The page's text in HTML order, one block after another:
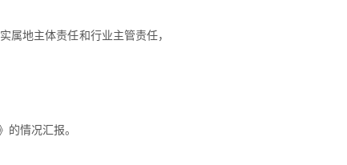
属地主体责任和行业主管责任，
情况汇报。